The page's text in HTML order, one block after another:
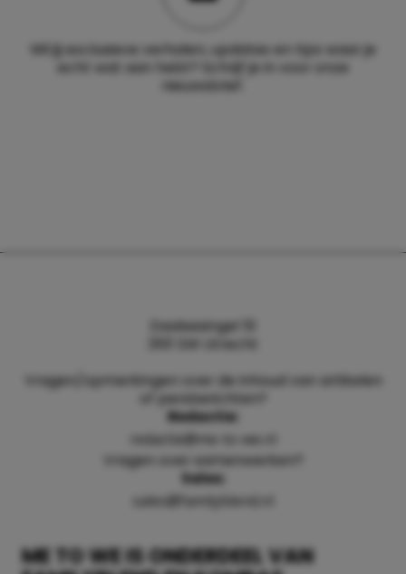
Wil jij exclusieve verhalen, updates en tips waar je
echt wat aan hebt? Schrijf je in voor onze
nieuwsbrief.
ME TO WE IS ONDERDEEL VAN
Daalsesingel 51
3511 SW Utrecht
Vragen/opmerkingen over de inhoud van artikelen
of persberichten?
Redactie:
redactie@me-to-we.nl
Vragen over samenwerken?
Sales:
sales@familyblend.nl